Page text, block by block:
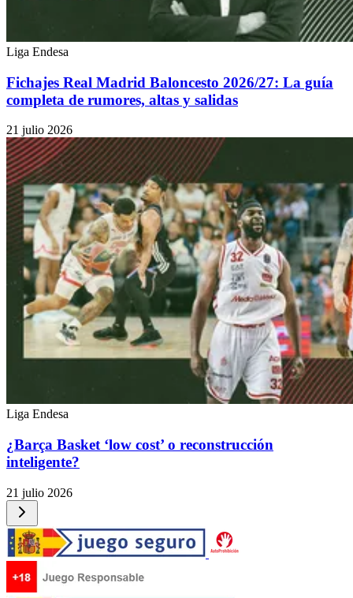
Liga Endesa
Fichajes Real Madrid Baloncesto 2026/27: La guía
completa de rumores, altas y salidas
21 julio 2026
Liga Endesa
¿Barça Basket ‘low cost’ o reconstrucción
inteligente?
21 julio 2026